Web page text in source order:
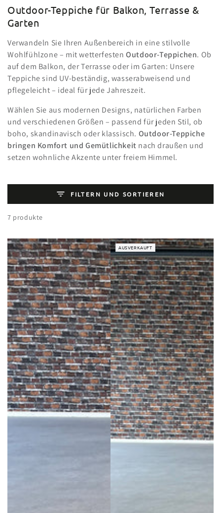
Outdoor-Teppiche für Balkon, Terrasse &
Garten
Verwandeln Sie Ihren Außenbereich in eine stilvolle
Wohlfühlzone – mit wetterfestenOutdoor-Teppichen. Ob
auf dem Balkon, der Terrasse oder im Garten: Unsere
Teppiche sind UV-beständig, wasserabweisend und
pflegeleicht – ideal für jede Jahreszeit.
Wählen Sie aus modernen Designs, natürlichen Farben
und verschiedenen Größen – passend für jeden Stil, ob
boho, skandinavisch oder klassisch. Outdoor-Teppiche
bringen Komfort und Gemütlichkeit nach draußen und
setzen wohnliche Akzente unter freiem Himmel.
FILTERN UND SORTIEREN
7 produkte
AUSVERKAUFT